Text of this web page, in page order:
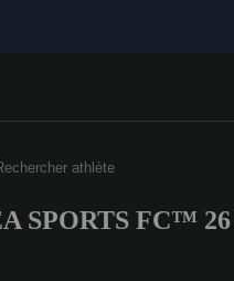
Saisissez au moins 3
SPORTS FC™